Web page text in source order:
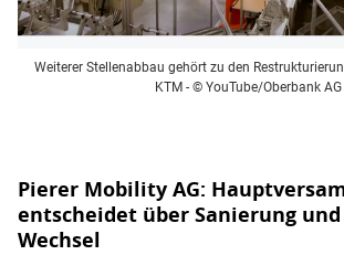
Weiterer Stellenabbau gehört zu den
KTM- © YouTube/Oberbank AG
Pierer Mobility AG:
entscheidet über Sanierung
Wechsel